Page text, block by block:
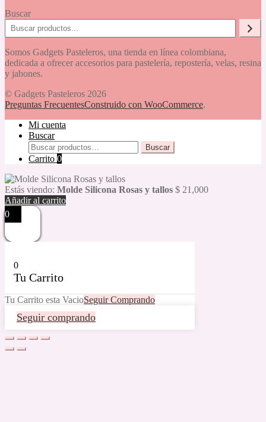
Buscar
Somos Gadgets Pasteleros, una tienda en línea colombiana,
dedicada a ofrecer accesorios para pastelería, repostería, velas, resina
y jabones.
© Gadgets Pasteleros 2026
Preguntas FrecuentesConstruido con WooCommerce.
Mi cuenta
Buscar
Buscar
por:
Buscar
Carrito 0
Estás viendo: Molde Silicona Rosas y tallos $ 21,000
Añadir al carrito
0
0
Tu Carrito
Tu Carrito esta VacioSeguir Comprando
Seguir comprando